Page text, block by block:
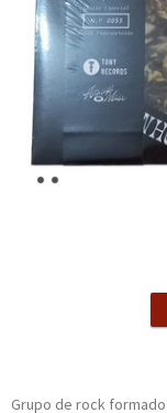
Grupo de rock